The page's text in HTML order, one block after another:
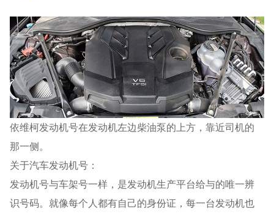
依维柯发动机号在发动机左边柴油泵的上方，靠近司机的
那一侧。
关于汽车发动机号：
发动机号与车架号一样，是发动机生产平台给与的唯一辨
识号码。就像每个人都有自己的身份证，每一台发动机也